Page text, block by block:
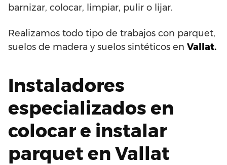
barnizar, colocar, limpiar, pulir o lijar.
Realizamos todo tipo de trabajos con parquet,
suelos de madera y suelos sintéticos en Vallat.
Instaladores
especializados en
colocar e instalar
parquet en Vallat